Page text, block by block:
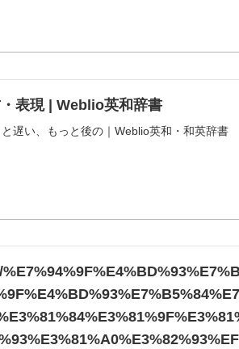
表現 | Weblio英和辞書
遅い、もっと後の｜Weblio英和・和英辞書